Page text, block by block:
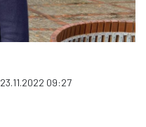
23.11.2022 09:27